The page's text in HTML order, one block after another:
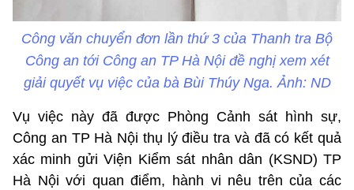
Công văn chuyển đơn lần thứ 3 của Thanh tra Bộ
Công an tới Công an TP Hà Nội đề nghị xem xét
giải quyết vụ việc của bà Bùi Thúy Nga. Ảnh: ND
Vụ việc này đã được Phòng Cảnh sát hình sự,
Công an TP Hà Nội thụ lý điều tra và đã có kết quả
xác minh gửi Viện Kiểm sát nhân dân (KSND) TP
Hà Nội với quan điểm, hành vi nêu trên của các